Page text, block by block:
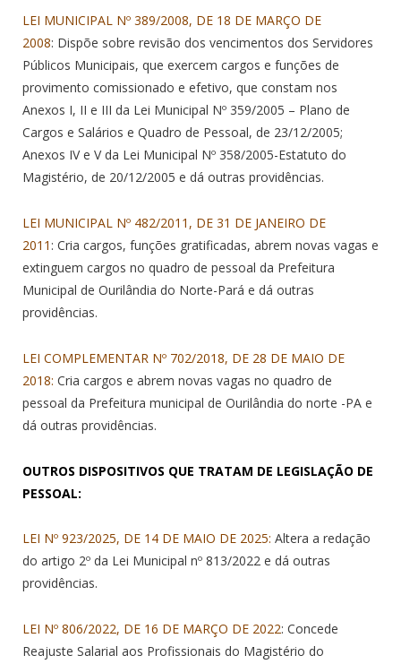
LEI MUNICIPAL Nº 389/2008, DE 18 DE MARÇO DE
2008: Dispõe sobre revisão dos vencimentos dos Servidores
Públicos Municipais, que exercem cargos e funções de
provimento comissionado e efetivo, que constam nos
Anexos I, II e III da Lei Municipal Nº 359/2005 – Plano de
Cargos e Salários e Quadro de Pessoal, de 23/12/2005;
Anexos IV e V da Lei Municipal Nº 358/2005-Estatuto do
Magistério, de 20/12/2005 e dá outras providências.
LEI MUNICIPAL Nº 482/2011, DE 31 DE JANEIRO DE
2011 : Cria cargos, funções gratificadas, abrem novas vagas e
extinguem cargos no quadro de pessoal da Prefeitura
Municipal de Ourilândia do Norte-Pará e dá outras
providências.
LEI COMPLEMENTAR Nº 702/2018, DE 28 DE MAIO DE
2018: Cria cargos e abrem novas vagas no quadro de
pessoal da Prefeitura municipal de Ourilândia do norte -PA e
dá outras providências.
OUTROS DISPOSITIVOS QUE TRATAM DE LEGISLAÇÃO DE
PESSOAL:
LEI Nº 923/2025, DE 14 DE MAIO DE 2025: Altera a redação
do artigo 2º da Lei Municipal nº 813/2022 e dá outras
providências.
LEI Nº 806/2022, DE 16 DE MARÇO DE 2022: Concede
Reajuste Salarial aos Profissionais do Magistério do